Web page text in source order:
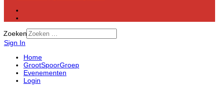
Zoeken
Sign In
Home
GrootSpoorGroep
Evenementen
Login